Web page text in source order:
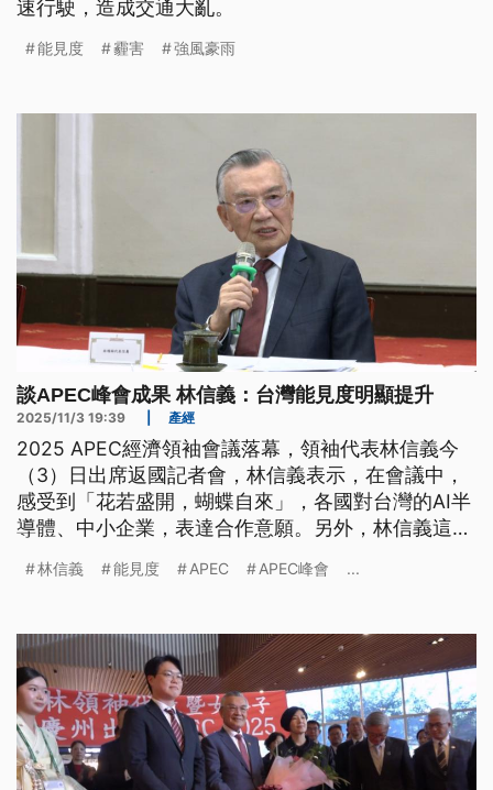
速行駛，造成交通大亂。
能見度 霾害 強風豪雨
談APEC峰會成果 林信義：台灣能見度明顯提升
2025/11/3 19:39 產經
2025 APEC經濟領袖會議落幕，領袖代表林信義今
（3）日出席返國記者會，林信義表示，在會議中，
感受到「花若盛開，蝴蝶自來」，各國對台灣的AI半
導體、中小企業，表達合作意願。另外，林信義這次
引來中國強烈不滿，林信義透露，高市提到台灣是友
林信義 能見度 APEC APEC峰會 ...